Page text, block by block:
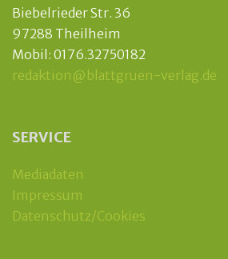
Biebelrieder Str. 36
97288 Theilheim
Mobil: 0176.32750182
redaktion@blattgruen-verlag.de
SERVICE
Mediadaten
Impressum
Datenschutz/Cookies